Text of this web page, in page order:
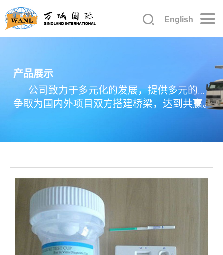
English
产品展示
公司致力于多元化的发展，提供多元的产
品以及各种服务合作，从我们公司做起，
争取为国内外项目双方搭建桥梁，达到共赢。